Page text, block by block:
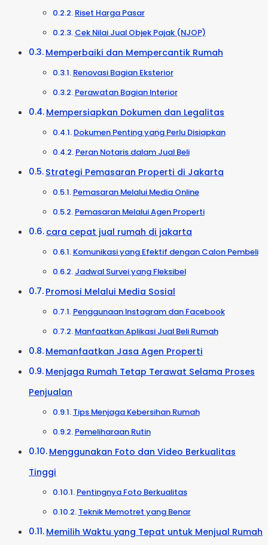
Riset Harga Pasar
Cek Nilai Jual Objek Pajak (NJOP)
Memperbaiki dan Mempercantik Rumah
Renovasi Bagian Eksterior
Perawatan Bagian Interior
Mempersiapkan Dokumen dan Legalitas
Dokumen Penting yang Perlu Disiapkan
Peran Notaris dalam Jual Beli
Strategi Pemasaran Properti di Jakarta
Pemasaran Melalui Media Online
Pemasaran Melalui Agen Properti
cara cepat jual rumah di jakarta
Komunikasi yang Efektif dengan Calon Pembeli
Jadwal Survei yang Fleksibel
Promosi Melalui Media Sosial
Penggunaan Instagram dan Facebook
Manfaatkan Aplikasi Jual Beli Rumah
Memanfaatkan Jasa Agen Properti
Menjaga Rumah Tetap Terawat Selama Proses
Penjualan
Tips Menjaga Kebersihan Rumah
Pemeliharaan Rutin
Menggunakan Foto dan Video Berkualitas
Tinggi
Pentingnya Foto Berkualitas
Teknik Memotret yang Benar
Memilih Waktu yang Tepat untuk Menjual Rumah